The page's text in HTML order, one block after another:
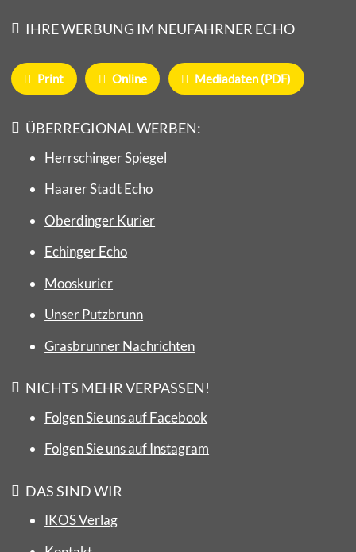
IHRE WERBUNG IM NEUFAHRNER ECHO
Print Online Mediadaten (PDF)
ÜBERREGIONAL WERBEN:
Herrschinger Spiegel
Haarer Stadt Echo
Oberdinger Kurier
Echinger Echo
Mooskurier
Unser Putzbrunn
Grasbrunner Nachrichten
NICHTS MEHR VERPASSEN!
Folgen Sie uns auf Facebook
Folgen Sie uns auf Instagram
DAS SIND WIR
IKOS Verlag